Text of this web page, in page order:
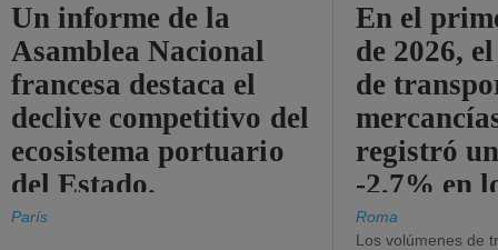
Un informe de la
Asamblea Nacional
francesa destaca el
declive competitivo del
ecosistema portuario
del Estado.
París
En el
de 2026,
de
registró
-2,7% en
Roma
Los volúmenes de